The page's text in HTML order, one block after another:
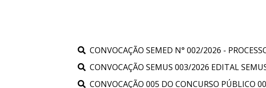
CONVOCAÇÃO SEMED N° 002/2026 -
CONVOCAÇÃO SEMUS 003/2026 EDITAL
CONVOCAÇÃO 005 DO CONCURSO PÚBLICO